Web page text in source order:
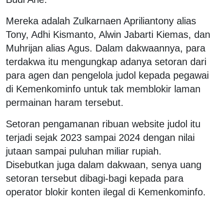
Mereka adalah Zulkarnaen Apriliantony alias
Tony, Adhi Kismanto, Alwin Jabarti Kiemas, dan
Muhrijan alias Agus. Dalam dakwaannya, para
terdakwa itu mengungkap adanya setoran dari
para agen dan pengelola judol kepada pegawai
di Kemenkominfo untuk tak memblokir laman
permainan haram tersebut.
Setoran pengamanan ribuan website judol itu
terjadi sejak 2023 sampai 2024 dengan nilai
jutaan sampai puluhan miliar rupiah.
Disebutkan juga dalam dakwaan, senya uang
setoran tersebut dibagi-bagi kepada para
operator blokir konten ilegal di Kemenkominfo.